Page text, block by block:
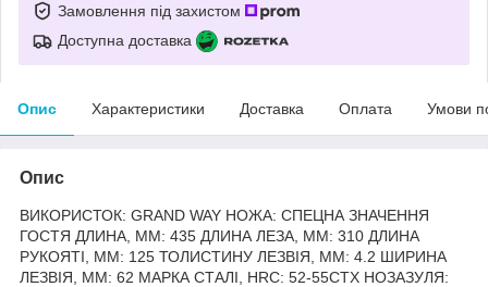
Замовлення під захистом
Доступна доставка
Опис Характеристики Доставка Оплата Умови
Опис
ВИКОРИСТОК: GRAND WAY НОЖА: СПЕЦНА ЗНАЧЕННЯ
ГОСТЯ ДЛИНА, ММ: 435 ДЛИНА ЛЕЗА, ММ: 310 ДЛИНА
РУКОЯТІ, ММ: 125 ТОЛИСТИНУ ЛЕЗВІЯ, ММ: 4.2 ШИРИНА
ЛЕЗВІЯ, ММ: 62 МАРКА СТАЛІ, HRC: 52-55СТХ НОЗАЗУЛЯ: